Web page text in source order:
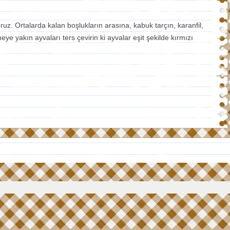
Ortalarda kalan boşlukların arasına, kabuk tarçın, karanfil,
yakın ayvaları ters çevirin ki ayvalar eşit şekilde kırmızı